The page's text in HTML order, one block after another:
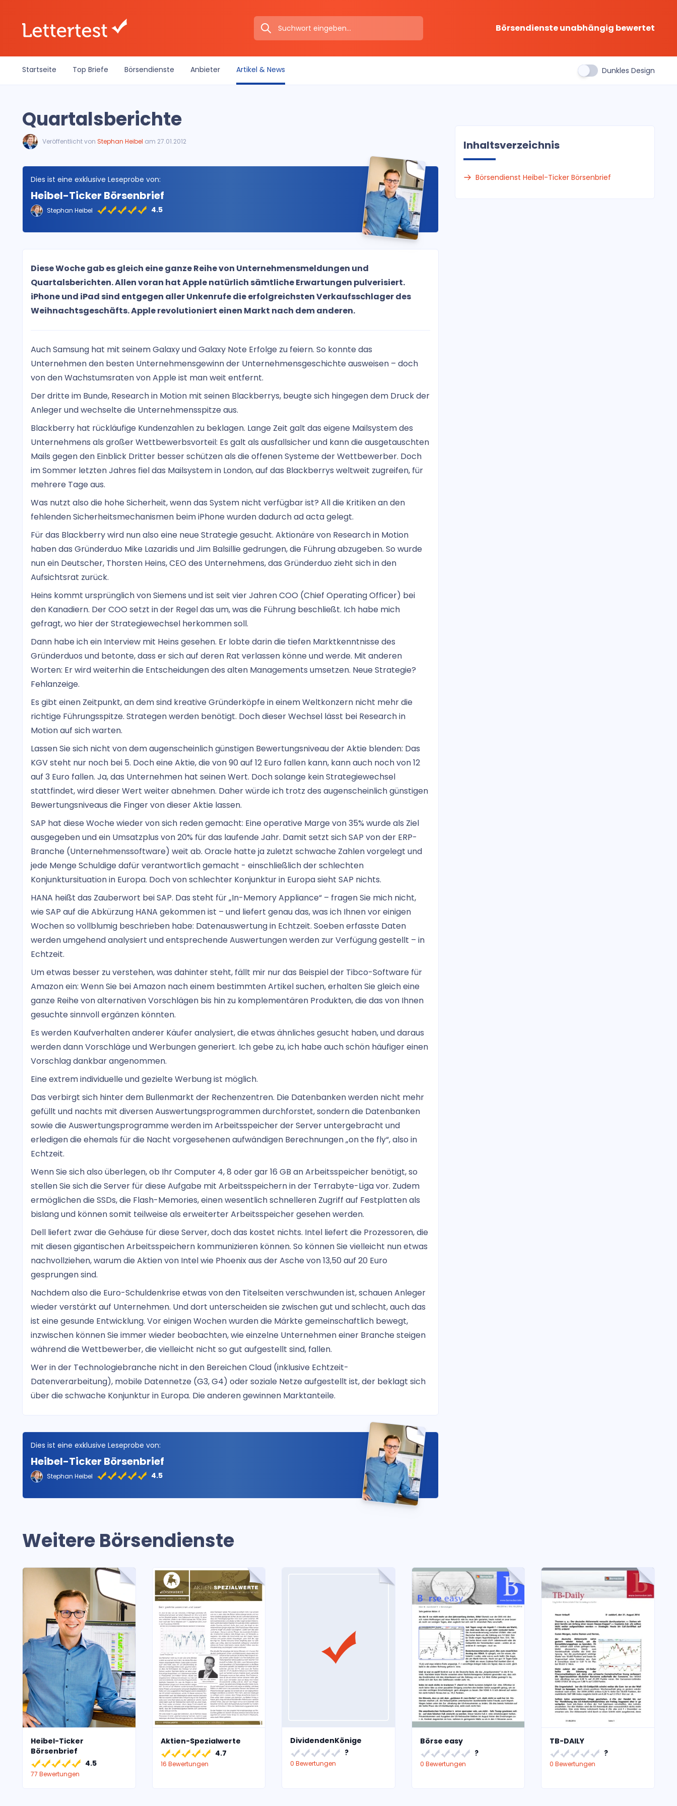
Börsendienste unabhängig bewertet
Startseite Top Briefe Börsendienste Anbieter Artikel & News Dunkles Design
Quartalsberichte
Veröffentlicht von Stephan Heibel am 27.01.2012
Dies ist eine exklusive Leseprobe von:
Heibel-Ticker Börsenbrief
Stephan Heibel 4.5
Diese Woche gab es gleich eine ganze Reihe von Unternehmensmeldungen und
Quartalsberichten. Allen voran hat Apple natürlich sämtliche Erwartungen pulverisiert.
iPhone und iPad sind entgegen aller Unkenrufe die erfolgreichsten Verkaufsschlager des
Weihnachtsgeschäfts. Apple revolutioniert einen Markt nach dem anderen.
Auch Samsung hat mit seinem Galaxy und Galaxy Note Erfolge zu feiern. So konnte das
Unternehmen den besten Unternehmensgewinn der Unternehmensgeschichte ausweisen – doch
von den Wachstumsraten von Apple ist man weit entfernt.
Der dritte im Bunde, Research in Motion mit seinen Blackberrys, beugte sich hingegen dem Druck der
Anleger und wechselte die Unternehmensspitze aus.
Blackberry hat rückläufige Kundenzahlen zu beklagen. Lange Zeit galt das eigene Mailsystem des
Unternehmens als großer Wettbewerbsvorteil: Es galt als ausfallsicher und kann die ausgetauschten
Mails gegen den Einblick Dritter besser schützen als die offenen Systeme der Wettbewerber. Doch
im Sommer letzten Jahres fiel das Mailsystem in London, auf das Blackberrys weltweit zugreifen, für
mehrere Tage aus.
Was nutzt also die hohe Sicherheit, wenn das System nicht verfügbar ist? All die Kritiken an den
fehlenden Sicherheitsmechanismen beim iPhone wurden dadurch ad acta gelegt.
Für das Blackberry wird nun also eine neue Strategie gesucht. Aktionäre von Research in Motion
haben das Gründerduo Mike Lazaridis und Jim Balsillie gedrungen, die Führung abzugeben. So wurde
nun ein Deutscher, Thorsten Heins, CEO des Unternehmens, das Gründerduo zieht sich in den
Aufsichtsrat zurück.
Heins kommt ursprünglich von Siemens und ist seit vier Jahren COO (Chief Operating Officer) bei
den Kanadiern. Der COO setzt in der Regel das um, was die Führung beschließt. Ich habe mich
gefragt, wo hier der Strategiewechsel herkommen soll.
Dann habe ich ein Interview mit Heins gesehen. Er lobte darin die tiefen Marktkenntnisse des
Gründerduos und betonte, dass er sich auf deren Rat verlassen könne und werde. Mit anderen
Worten: Er wird weiterhin die Entscheidungen des alten Managements umsetzen. Neue Strategie?
Fehlanzeige.
Es gibt einen Zeitpunkt, an dem sind kreative Gründerköpfe in einem Weltkonzern nicht mehr die
richtige Führungsspitze. Strategen werden benötigt. Doch dieser Wechsel lässt bei Research in
Motion auf sich warten.
Lassen Sie sich nicht von dem augenscheinlich günstigen Bewertungsniveau der Aktie blenden: Das
KGV steht nur noch bei 5. Doch eine Aktie, die von 90 auf 12 Euro fallen kann, kann auch noch von 12
auf 3 Euro fallen. Ja, das Unternehmen hat seinen Wert. Doch solange kein Strategiewechsel
stattfindet, wird dieser Wert weiter abnehmen. Daher würde ich trotz des augenscheinlich günstigen
Bewertungsniveaus die Finger von dieser Aktie lassen.
SAP hat diese Woche wieder von sich reden gemacht: Eine operative Marge von 35% wurde als Ziel
ausgegeben und ein Umsatzplus von 20% für das laufende Jahr. Damit setzt sich SAP von der ERP-
Branche (Unternehmenssoftware) weit ab. Oracle hatte ja zuletzt schwache Zahlen vorgelegt und
jede Menge Schuldige dafür verantwortlich gemacht - einschließlich der schlechten
Konjunktursituation in Europa. Doch von schlechter Konjunktur in Europa sieht SAP nichts.
HANA heißt das Zauberwort bei SAP. Das steht für „In-Memory Appliance“ – fragen Sie mich nicht,
wie SAP auf die Abkürzung HANA gekommen ist – und liefert genau das, was ich Ihnen vor einigen
Wochen so vollblumig beschrieben habe: Datenauswertung in Echtzeit. Soeben erfasste Daten
werden umgehend analysiert und entsprechende Auswertungen werden zur Verfügung gestellt – in
Echtzeit.
Um etwas besser zu verstehen, was dahinter steht, fällt mir nur das Beispiel der Tibco-Software für
Amazon ein: Wenn Sie bei Amazon nach einem bestimmten Artikel suchen, erhalten Sie gleich eine
ganze Reihe von alternativen Vorschlägen bis hin zu komplementären Produkten, die das von Ihnen
gesuchte sinnvoll ergänzen könnten.
Es werden Kaufverhalten anderer Käufer analysiert, die etwas ähnliches gesucht haben, und daraus
werden dann Vorschläge und Werbungen generiert. Ich gebe zu, ich habe auch schön häufiger einen
Vorschlag dankbar angenommen.
Eine extrem individuelle und gezielte Werbung ist möglich.
Das verbirgt sich hinter dem Bullenmarkt der Rechenzentren. Die Datenbanken werden nicht mehr
gefüllt und nachts mit diversen Auswertungsprogrammen durchforstet, sondern die Datenbanken
sowie die Auswertungsprogramme werden im Arbeitsspeicher der Server untergebracht und
erledigen die ehemals für die Nacht vorgesehenen aufwändigen Berechnungen „on the fly“, also in
Echtzeit.
Wenn Sie sich also überlegen, ob Ihr Computer 4, 8 oder gar 16 GB an Arbeitsspeicher benötigt, so
stellen Sie sich die Server für diese Aufgabe mit Arbeitsspeichern in der Terrabyte-Liga vor. Zudem
ermöglichen die SSDs, die Flash-Memories, einen wesentlich schnelleren Zugriff auf Festplatten als
bislang und können somit teilweise als erweiterter Arbeitsspeicher gesehen werden.
Dell liefert zwar die Gehäuse für diese Server, doch das kostet nichts. Intel liefert die Prozessoren, die
mit diesen gigantischen Arbeitsspeichern kommunizieren können. So können Sie vielleicht nun etwas
nachvollziehen, warum die Aktien von Intel wie Phoenix aus der Asche von 13,50 auf 20 Euro
gesprungen sind.
Nachdem also die Euro-Schuldenkrise etwas von den Titelseiten verschwunden ist, schauen Anleger
wieder verstärkt auf Unternehmen. Und dort unterscheiden sie zwischen gut und schlecht, auch das
ist eine gesunde Entwicklung. Vor einigen Wochen wurden die Märkte gemeinschaftlich bewegt,
inzwischen können Sie immer wieder beobachten, wie einzelne Unternehmen einer Branche steigen
während die Wettbewerber, die vielleicht nicht so gut aufgestellt sind, fallen.
Wer in der Technologiebranche nicht in den Bereichen Cloud (inklusive Echtzeit-
Datenverarbeitung), mobile Datennetze (G3, G4) oder soziale Netze aufgestellt ist, der beklagt sich
über die schwache Konjunktur in Europa. Die anderen gewinnen Marktanteile.
Dies ist eine exklusive Leseprobe von:
Heibel-Ticker Börsenbrief
Stephan Heibel 4.5
Inhaltsverzeichnis
Börsendienst Heibel-Ticker Börsenbrief
Weitere Börsendienste
Heibel-Ticker
Börsenbrief
4.5
77 Bewertungen
Aktien-Spezialwerte
4.7
16 Bewertungen
DividendenKönige
?
0 Bewertungen
Börse easy
?
0 Bewertungen
TB-DAILY
?
0 Bewertungen